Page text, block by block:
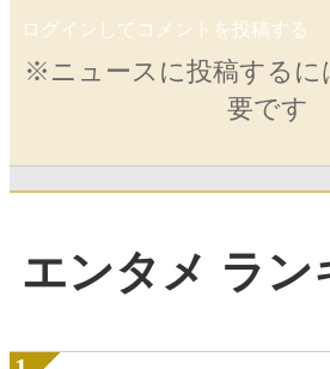
ログインしてコメントを投稿する
※ニュースに投稿するに
要です
エンタメ ラン